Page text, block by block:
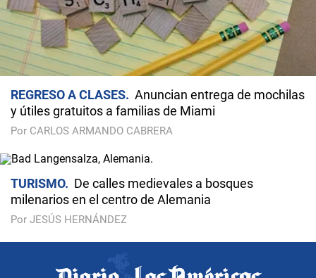
REGRESO A CLASES
Anuncian entrega de mochilas
y útiles gratuitos a familias de Miami
Por CARLOS ARMANDO CABRERA
TURISMO
De calles medievales a bosques
milenarios en el centro de Alemania
Por JESÚS HERNÁNDEZ